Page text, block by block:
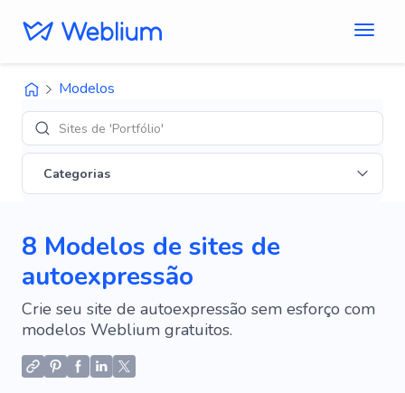
Modelos
Sites de 'Portfólio'
Categorias
8 Modelos de sites de
autoexpressão
Crie seu site de autoexpressão sem esforço com
modelos Weblium gratuitos.